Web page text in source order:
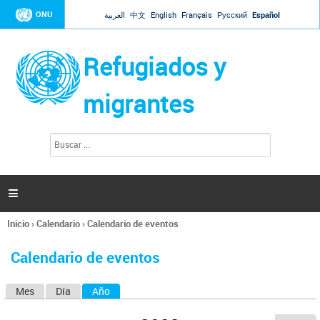
Jump to navigation
ONU العربية 中文 English Français Русский Español
Refugiados y
migrantes
l
s

Se
usted
Inicio›Calendario›Calendario de eventos
Calendario de eventos
Mes Día Año